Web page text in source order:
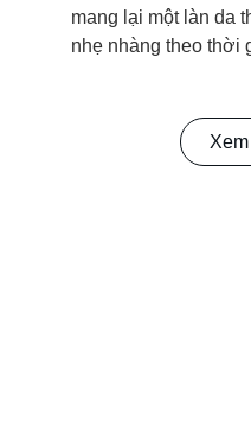
mang lại một làn da
nhẹ nhàng theo thời